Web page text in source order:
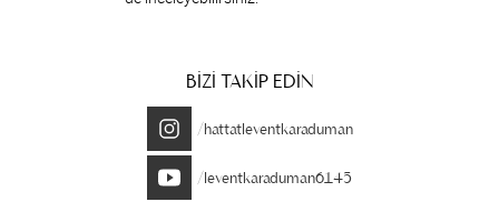
BİZİ TAKİP EDİN
/hattatleventkaraduman
/leventkaraduman6145